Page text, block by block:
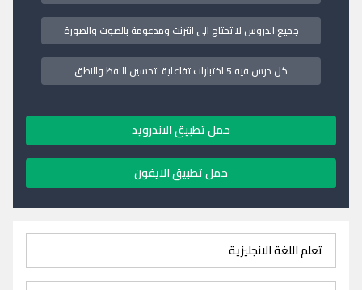
جميع الدروس لا تحتاج الى انترنت ومدعومة بالصوت والصورة
كل درس فيه 5 اختبارات تفاعلية لتحسين اللفظ والنطق
حمل تطبيق الاندرويد
حمل تطبيق الايفون
تعلم اللغة الانجليزية